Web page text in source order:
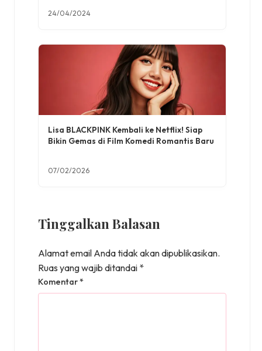
24/04/2024
Lisa BLACKPINK Kembali ke Netflix! Siap
Bikin Gemas di Film Komedi Romantis Baru
07/02/2026
Tinggalkan Balasan
Alamat email Anda tidak akan dipublikasikan.
Ruas yang wajib ditandai *
Komentar*